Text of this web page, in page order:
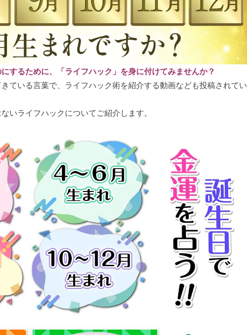
するために、「ライフハック」を身に付けてみませんか？
ている言葉で、ライフハック術を紹介する動画なども投稿されてい
いライフハックについてご紹介します。